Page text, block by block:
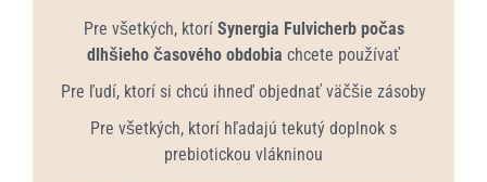
Pre všetkých, ktorí Synergia Fulvicherb počas
dlhšieho časového obdobia chcete používať
Pre ľudí, ktorí si chcú ihneď objednať väčšie zásoby
Pre všetkých, ktorí hľadajú tekutý doplnok s
prebiotickou vlákninou